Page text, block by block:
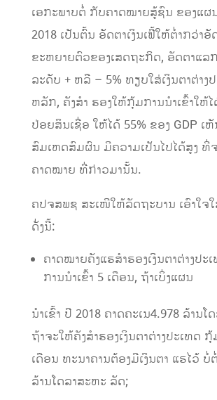
ເອກະພາບຕໍ່ ກັບຄາດໝາຍສູ້ຊົນ ຂອງແຜ
2018 ​ເປັນ​ຕົ້ນ ອັດຕາ​ເງິນ​ເຟີ້​​ໃຫ້​ຕ່ຳ​ກວ່າ​ອັ
ຂະຫຍາຍຕົວ​ຂອງ​ເສດຖະກິດ, ອັດຕາ​ແລ
ລະດັບ + ຫລື – 5% ທຽບ​ໃສ່​ເງິນຕາ​ຕ່າງ
ຫລັກ, ຄັງ​ສຳ ຮອງ​ໃຫ້​ກຸ້ມການ​ນຳ​ເຂົ້າ​ໃຫ້​ໄ
ປ່ອຍ​ສິນ​ເຊື່ອ ໃຫ້​ໄດ້ 55% ຂອງ GDP ເ
ສົມເຫດສົມຜົນ ມີຄວາມເປັນໄປໄດ້ສູງ ທີ່
ຄາດໝາຍ ທີ່ກ່າວມານັ້ນ.
ຄປຈສພຊ ສະເໜີໃຫ້ລັດຖະບານ ​ເອົາ​ໃຈ​
ດັ່ງນີ້:
ຄາດໝາຍຄັງ​ແຮ​ສຳຮອງ​ເງິນຕາ​ຕ່າງປ
ການ​ນຳ​ເຂົ້າ 5 ​ເດືອນ, ຖ້າ​ເບິ່ງ​ແຜນ​
ນຳເຂົ້າ ​ປີ 2018 ຄາດ​ຄະ​ເນ​4.978 ລ້ານ​
ຖ້າ​ຈະ​ໃຫ້ຄັງ​ສຳຮອງ​ເງິນຕາ​ຕ່າງ​ປະ​ເທດ ​ກຸ້
ເດືອນ ທະ​ນາ​ຄານ​ຕ້ອງ​ມີ​ເງິນ​ຕາ ​ແຮ​ໄວ້ ບໍ່​
ລ້າ​ນ​ໂດ​ລາ​ສະຫະ ລັດ;